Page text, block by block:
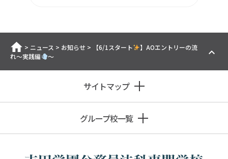
ホーム
> ニュース > お知らせ > 【6/1スタート
】AOエントリーの流
れ～実践編
～
サイトマップ
グループ校一覧